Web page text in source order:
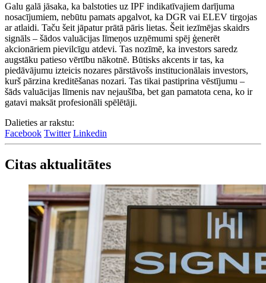
Galu galā jāsaka, ka balstoties uz IPF indikatīvajiem darījuma
nosacījumiem, nebūtu pamats apgalvot, ka DGR vai ELEV tirgojas
ar atlaidi. Taču šeit jāpatur prātā pāris lietas. Šeit iezīmējas skaidrs
signāls – šādos valuācijas līmeņos uzņēmumi spēj ģenerēt
akcionāriem pievilcīgu atdevi. Tas nozīmē, ka investors saredz
augstāku patieso vērtību nākotnē. Būtisks akcents ir tas, ka
piedāvājumu izteicis nozares pārstāvošs institucionālais investors,
kurš pārzina kreditēšanas nozari. Tas tikai pastiprina vēstījumu –
šāds valuācijas līmenis nav nejaušība, bet gan pamatota cena, ko ir
gatavi maksāt profesionāli spēlētāji.
Dalieties ar rakstu:
Facebook Twitter Linkedin
Citas aktualitātes